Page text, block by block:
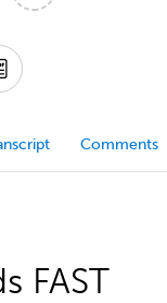
Comments
FAST